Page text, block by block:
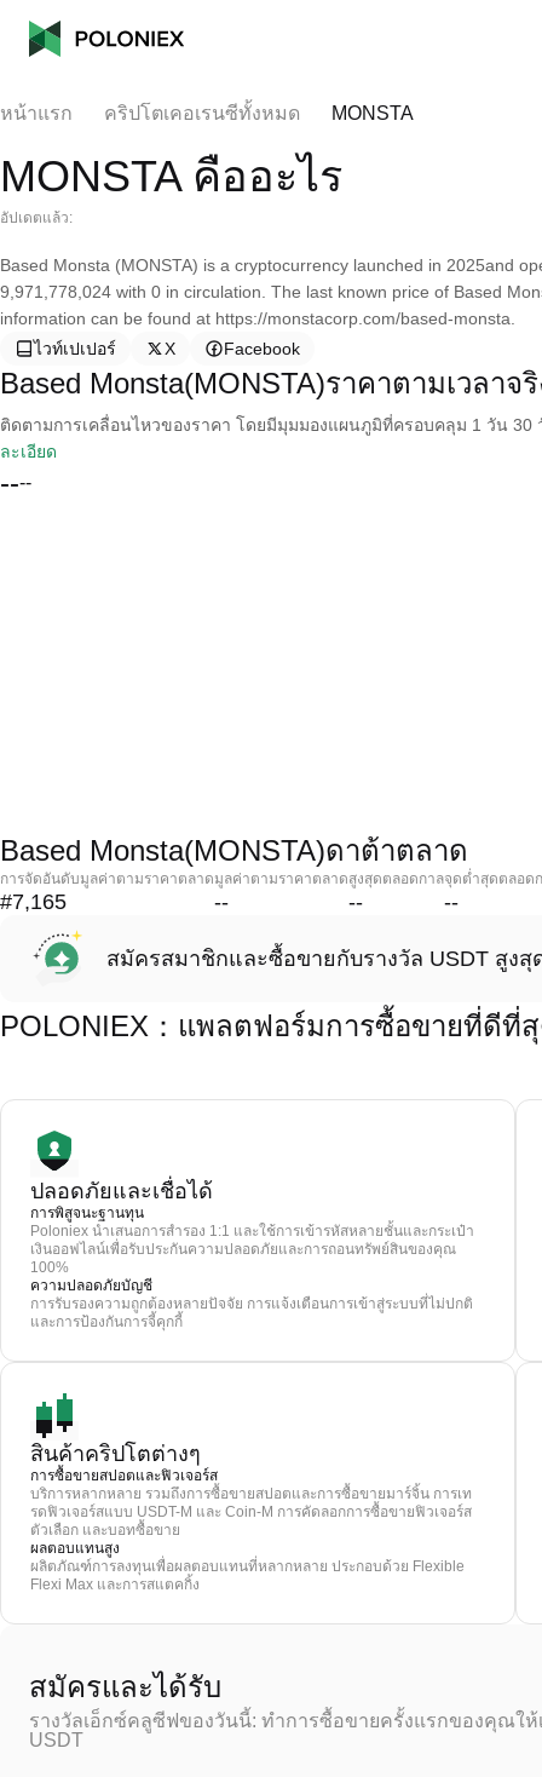
หน้าแรก คริปโตเคอเรนซีทั้งหมด MONSTA
MONSTA คืออะไร
อัปเดตแล้ว:
Based Monsta (MONSTA) is a cryptocurrency launched in 2025and
9,971,778,024 with 0 in circulation. The last known price of Based
information can be found at https://monstacorp.com/based-monsta.
ไวท์เปเปอร์
X Facebook
Based Monsta(MONSTA)ราคาตามเวลาจ
ติดตามการเคลื่อนไหวของราคา โดยมีมุมมองแผนภูมิที่ครอบคลุม 1 วัน 30
ละเอียด
----
Based Monsta(MONSTA)ดาต้าตลาด
การจัดอันดับมูลค่าตามราคาตลาด
#7,165
มูลค่าตามราคาตลาด
--
สูงสุดตลอดกาล
--
จุดต่ำสุดตลอด
--
สมัครสมาชิกและซื้อขายกับรางวัล USDT สูงสุ
POLONIEX：แพลตฟอร์มการซื้อขายที่ดีที่สุ
ปลอดภัยและเชื่อได้
การพิสูจนะฐานทุน
Poloniex นำเสนอการสำรอง 1:1 และใช้การเข้ารหัสหลายชั้นและกระเป๋า
เงินออฟไลน์เพื่อรับประกันความปลอดภัยและการถอนทรัพย์สินของคุณ
100%
ความปลอดภัยบัญชี
การรับรองความถูกต้องหลายปัจจัย การแจ้งเตือนการเข้าสู่ระบบที่ไม่ปกติ
และการป้องกันการจี้คุกกี้
สินค้าคริปโตต่างๆ
การซื้อขายสปอตและฟิวเจอร์ส
บริการหลากหลาย รวมถึงการซื้อขายสปอตและการซื้อขายมาร์จิ้น การเท
รดฟิวเจอร์สแบบ USDT-M และ Coin-M การคัดลอกการซื้อขายฟิวเจอร์ส
ตัวเลือก และบอทซื้อขาย
ผลตอบแทนสูง
ผลิตภัณฑ์การลงทุนเพื่อผลตอบแทนที่หลากหลาย ประกอบด้วย Flexible
Flexi Max และการสแตคกิ้ง
สมัครและได้รับ
รางวัลเอ็กซ์คลูซีฟของวันนี้: ทำการซื้อขายครั้งแรกของคุณใ
USDT